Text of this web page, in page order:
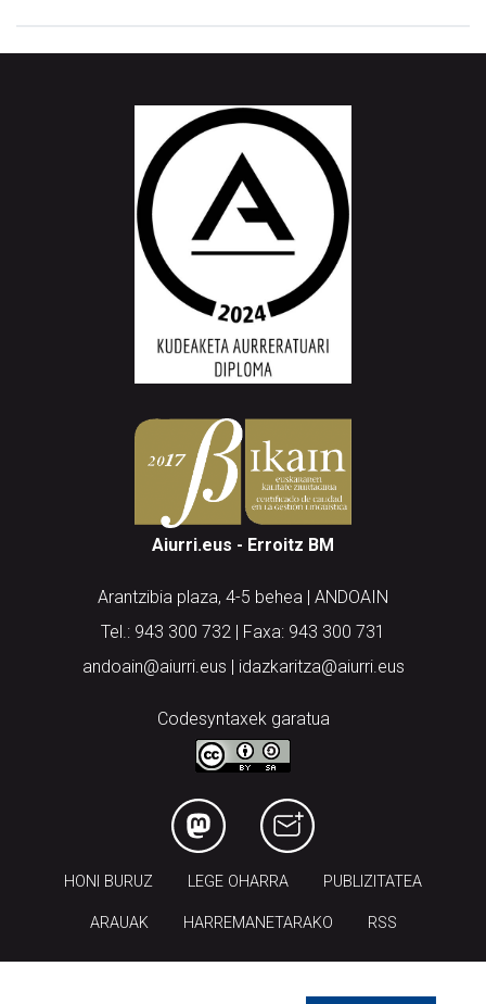
Aiurri.eus - Erroitz BM
Arantzibia plaza, 4-5 behea | ANDOAIN
Tel.: 943 300 732 | Faxa: 943 300 731
andoain@aiurri.eus | idazkaritza@aiurri.eus
Codesyntaxek garatua
HONI BURUZ LEGE OHARRA PUBLIZITATEA
ARAUAK HARREMANETARAKO RSS